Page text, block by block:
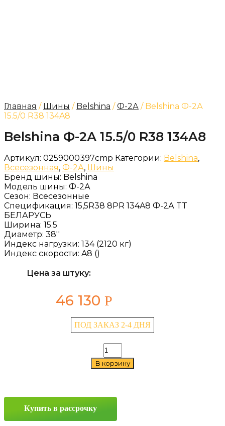
Главная / Шины / Belshina /Ф-2А / Belshina Ф-2А
15.5/0 R38 134A8
Belshina Ф-2А 15.5/0 R38 134A8
Артикул: 0259000397cmp Категории: Belshina,
Всесезонная, Ф-2А, Шины
Бренд шины: Belshina
Модель шины: Ф-2А
Сезон: Всесезонные
Спецификация: 15,5R38 8PR 134A8 Ф-2А TT
БЕЛАРУСЬ
Ширина: 15.5
Диаметр: 38''
Индекс нагрузки: 134 (2120 кг)
Индекс скорости: A8 ()
Цена за штуку:
46 130 Р
ПОД ЗАКАЗ 2-4 ДНЯ
Количество
товара
Belshina
134A8
В корзину
Купить в рассрочку